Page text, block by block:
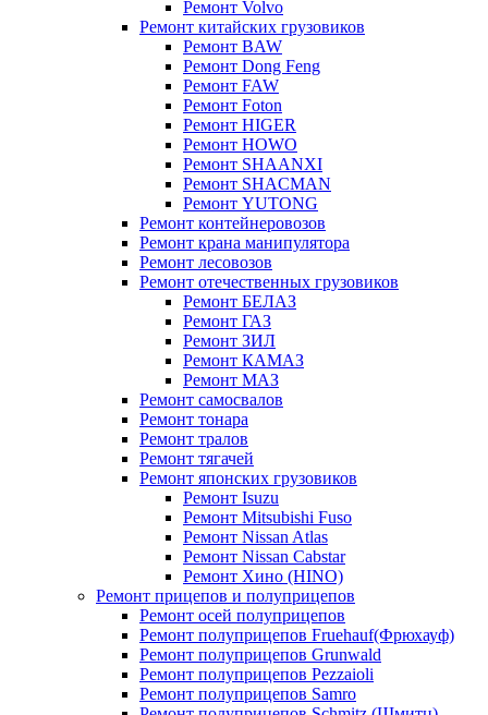
Ремонт Volvo
Ремонт китайских грузовиков
Ремонт BAW
Ремонт Dong Feng
Ремонт FAW
Ремонт Foton
Ремонт HIGER
Ремонт HOWO
Ремонт SHAANXI
Ремонт SHACMAN
Ремонт YUTONG
Ремонт контейнеровозов
Ремонт крана манипулятора
Ремонт лесовозов
Ремонт отечественных грузовиков
Ремонт БЕЛАЗ
Ремонт ГАЗ
Ремонт ЗИЛ
Ремонт КАМАЗ
Ремонт МАЗ
Ремонт самосвалов
Ремонт тонара
Ремонт тралов
Ремонт тягачей
Ремонт японских грузовиков
Ремонт Isuzu
Ремонт Mitsubishi Fuso
Ремонт Nissan Atlas
Ремонт Nissan Cabstar
Ремонт Хино (HINO)
Ремонт прицепов и полуприцепов
Ремонт осей полуприцепов
Ремонт полуприцепов Fruehauf(Фрюхауф)
Ремонт полуприцепов Grunwald
Ремонт полуприцепов Pezzaioli
Ремонт полуприцепов Samro